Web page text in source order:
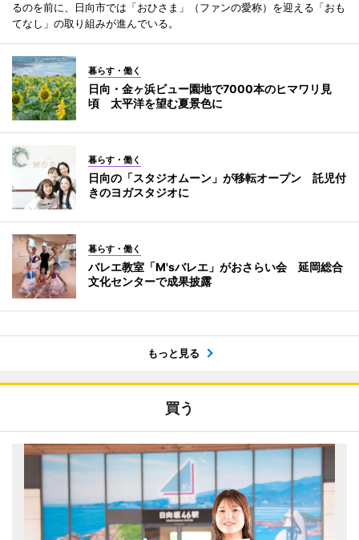
るのを前に、日向市では「おひさま」（ファンの愛称）を迎える「おも
てなし」の取り組みが進んでいる。
暮らす・働く
日向・金ヶ浜ビュー園地で7000本のヒマワリ見
頃 太平洋を望む夏景色に
暮らす・働く
日向の「スタジオムーン」が移転オープン 託児付
きのヨガスタジオに
暮らす・働く
バレエ教室「M'sバレエ」がおさらい会 延岡総合
文化センターで成果披露
もっと見る
買う